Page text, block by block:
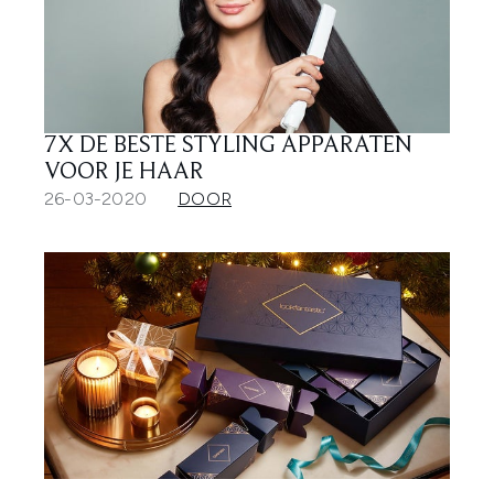
7X DE BESTE STYLING APPARATEN
VOOR JE HAAR
26-03-2020 DOOR